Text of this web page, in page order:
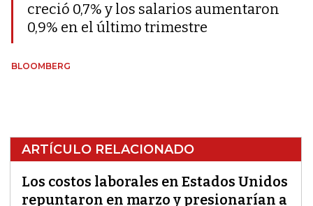
creció 0,7% y los salarios aumentaron
0,9% en el último trimestre
BLOOMBERG
ARTÍCULO RELACIONADO
Los costos laborales en Estados Unidos
repuntaron en marzo y presionarían a